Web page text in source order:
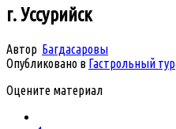
г. Уссурийск
Автор Багдасаровы
Опубликовано в Гастрольный тур
Оцените материал